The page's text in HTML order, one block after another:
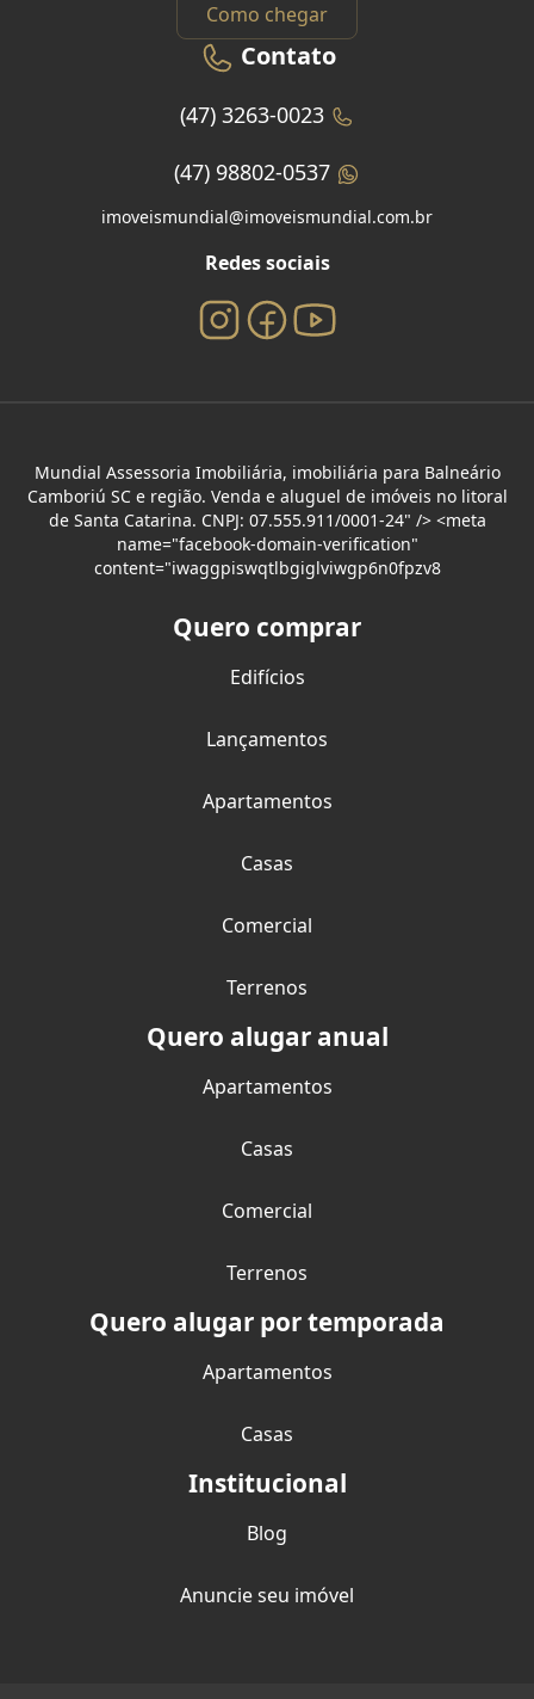
Como chegar
Contato
(47) 3263-0023
(47) 98802-0537
imoveismundial@imoveismundial.com.br
Redes sociais
Mundial Assessoria Imobiliária, imobiliária para Balneário
Camboriú SC e região. Venda e aluguel de imóveis no litoral
de Santa Catarina. CNPJ: 07.555.911/0001-24" /> <meta
name="facebook-domain-verification"
content="iwaggpiswqtlbgiglviwgp6n0fpzv8
Quero comprar
Edifícios
Lançamentos
Apartamentos
Casas
Comercial
Terrenos
Quero alugar anual
Apartamentos
Casas
Comercial
Terrenos
Quero alugar por temporada
Apartamentos
Casas
Institucional
Blog
Anuncie seu imóvel